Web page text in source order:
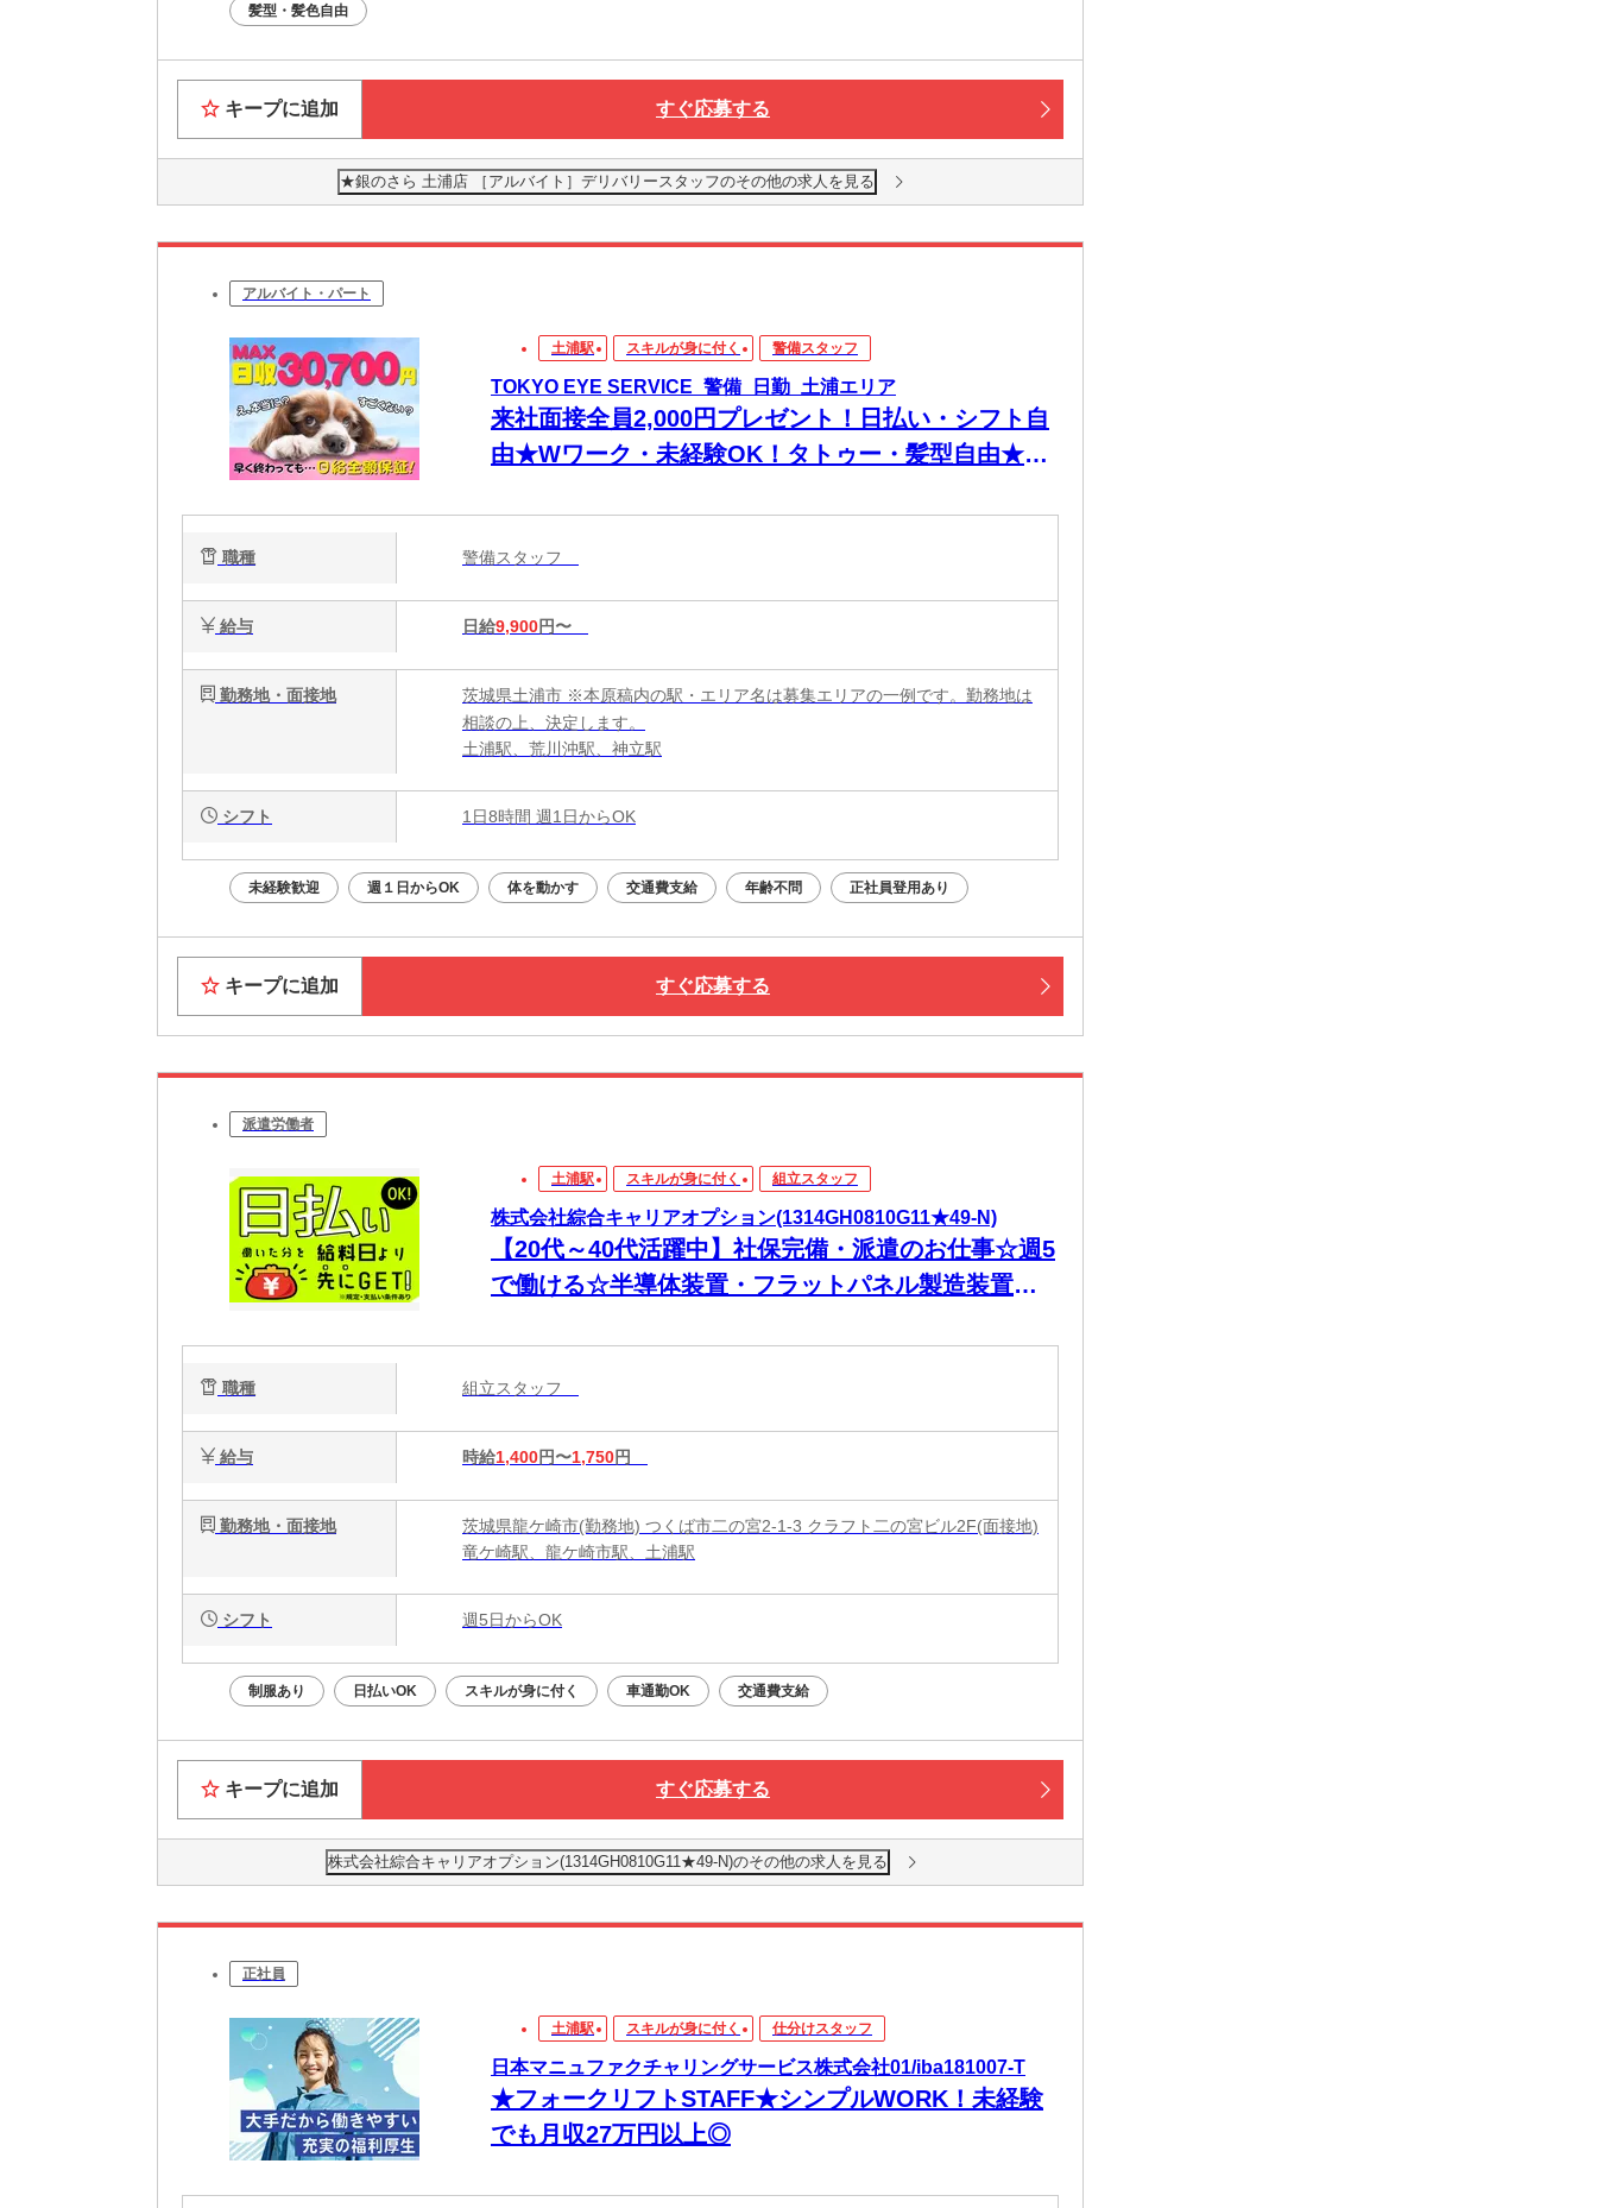
髪型・髪色自由
キープに追加 すぐ応募する
★銀のさら 土浦店 ［アルバイト］デリバリースタッフのその他の求人を見る
アルバイト・パート
土浦駅 スキルが身に付く 警備スタッフ
TOKYO EYE SERVICE_警備_日勤_土浦エリア
来社面接全員2,000円プレゼント！日払い・シフト自
由★Wワーク・未経験OK！タトゥー・髪型自由★現
トも！
職種 警備スタッフ
給与 日給9,900円〜
勤務地・面接地
茨城県土浦市 ※本原稿内の駅・エリア名は募集エリアの一例です。勤務地は
相談の上、決定します。
土浦駅、荒川沖駅、神立駅
シフト 1日8時間 週1日からOK
未経験歓迎 週１日からOK 体を動かす 交通費支給 年齢不問 正社員登用あり
キープに追加 すぐ応募する
派遣労働者
土浦駅 スキルが身に付く 組立スタッフ
株式会社綜合キャリアオプション(1314GH0810G11★49-N)
【20代～40代活躍中】社保完備・派遣のお仕事☆週5
で働ける☆半導体装置・フラットパネル製造装置の
職種 組立スタッフ
給与 時給1,400円〜1,750円
勤務地・面接地
茨城県龍ケ崎市(勤務地) つくば市二の宮2-1-3 クラフト二の宮ビル2F(面接地)
竜ケ崎駅、龍ケ崎市駅、土浦駅
シフト 週5日からOK
制服あり 日払いOK スキルが身に付く 車通勤OK 交通費支給
キープに追加 すぐ応募する
株式会社綜合キャリアオプション(1314GH0810G11★49-N)のその他の求人を見る
正社員
土浦駅 スキルが身に付く 仕分けスタッフ
日本マニュファクチャリングサービス株式会社01/iba181007-T
★フォークリフトSTAFF★シンプルWORK！未経験
でも月収27万円以上◎